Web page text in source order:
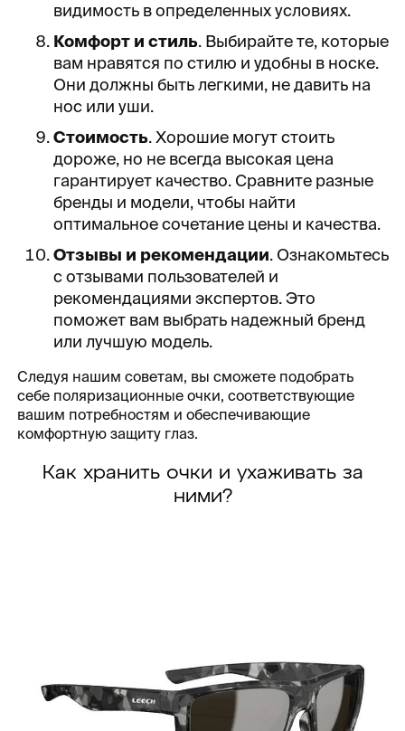
видимость в определенных условиях.
Комфорт и стиль. Выбирайте те, которые
вам нравятся по стилю и удобны в носке.
Они должны быть легкими, не давить на
нос или уши.
Стоимость. Хорошие могут стоить
дороже, но не всегда высокая цена
гарантирует качество. Сравните разные
бренды и модели, чтобы найти
оптимальное сочетание цены и качества.
Отзывы и рекомендации. Ознакомьтесь
с отзывами пользователей и
рекомендациями экспертов. Это
поможет вам выбрать надежный бренд
или лучшую модель.
Следуя нашим советам, вы сможете подобрать
себе поляризационные очки, соответствующие
вашим потребностям и обеспечивающие
комфортную защиту глаз.
Как хранить очки и ухаживать за
ними?